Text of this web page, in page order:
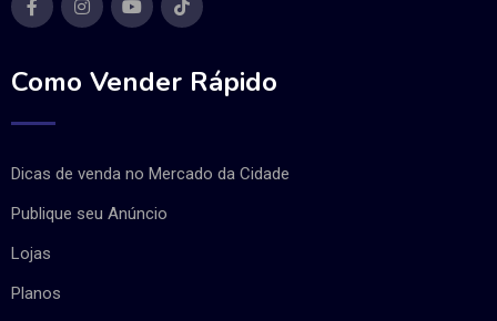
Como Vender Rápido
Dicas de venda no Mercado da Cidade
Publique seu Anúncio
Lojas
Planos